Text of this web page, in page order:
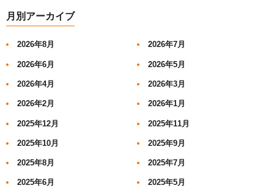
月別アーカイブ
2026年8月 2026年7月
2026年6月 2026年5月
2026年4月 2026年3月
2026年2月 2026年1月
2025年12月 2025年11月
2025年10月 2025年9月
2025年8月 2025年7月
2025年6月 2025年5月